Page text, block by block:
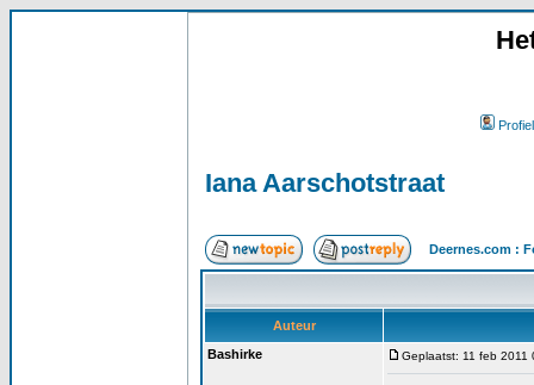
Profiel
Iana Aarschotstraat
Deernes.com :
Auteur
Bashirke
Geplaatst: 11 feb 2011